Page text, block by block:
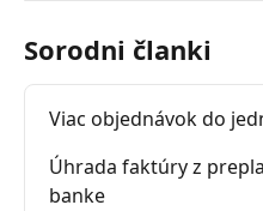
Sorodni članki
Viac objednávok do
Úhrada faktúry z
banke